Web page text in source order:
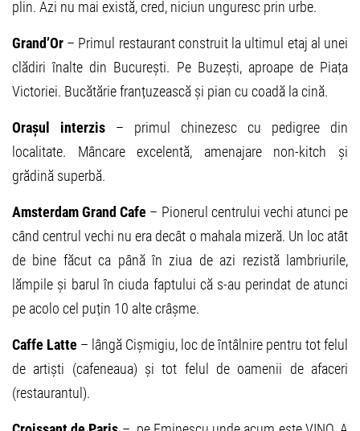
plin. Azi nu mai există, cred, niciun unguresc prin urbe.
Grand’Or – Primul restaurant construit la ultimul etaj al unei
clădiri înalte din București. Pe Buzești, aproape de Piața
Victoriei. Bucătărie franțuzească și pian cu coadă la cină.
Orașul interzis – primul chinezesc cu pedigree din
localitate. Mâncare excelentă, amenajare non-kitch și
grădină superbă.
Amsterdam Grand Cafe – Pionerul centrului vechi atunci pe
când centrul vechi nu era decât o mahala mizeră. Un loc atât
de bine făcut ca până în ziua de azi rezistă lambriurile,
lămpile și barul în ciuda faptului că s-au perindat de atunci
pe acolo cel puțin 10 alte crâșme.
Caffe Latte – lângă Cișmigiu, loc de întâlnire pentru tot felul
de artiști (cafeneaua) și tot felul de oamenii de afaceri
(restaurantul).